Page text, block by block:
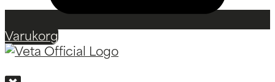
Varukorg